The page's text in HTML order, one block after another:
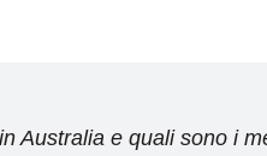
Australia e quali sono i